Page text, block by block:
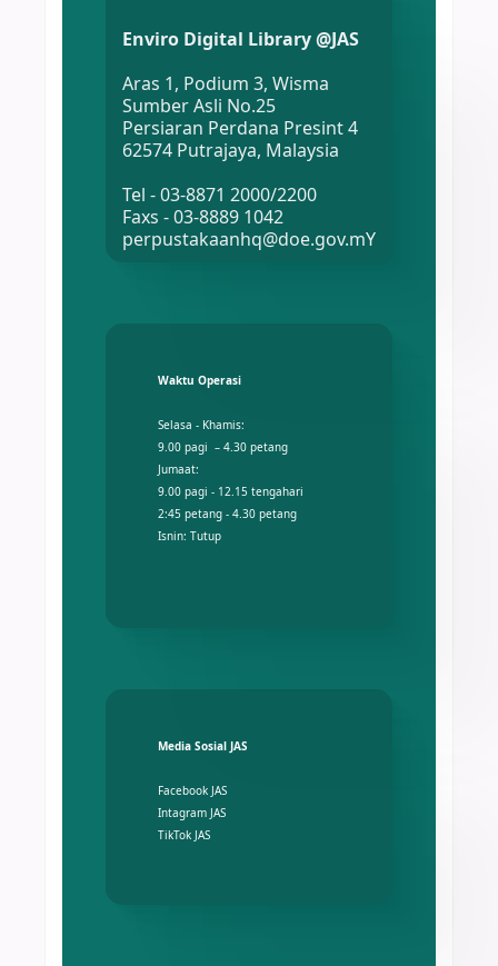
Enviro Digital Library @JAS
Aras 1, Podium 3, Wisma
Sumber Asli No.25
Persiaran Perdana Presint 4
62574 Putrajaya, Malaysia
Tel - 03-8871 2000/2200
Faxs - 03-8889 1042
perpustakaanhq@doe.gov.mY
Waktu Operasi
Selasa - Khamis:
9.00 pagi – 4.30 petang
Jumaat:
9.00 pagi - 12.15 tengahari
2:45 petang - 4.30 petang
Isnin: Tutup
Media Sosial JAS
Facebook JAS
Intagram JAS
TikTok JAS